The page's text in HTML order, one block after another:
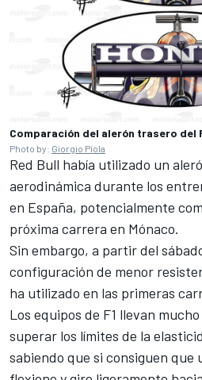
Comparación del alerón trasero del
Photo by: Giorgio Piola
Red Bull había utilizado un
aerodinámica durante los
en España, potencialmente
próxima carrera en Mónaco.
Sin embargo, a partir del
configuración de menor
ha utilizado en las primeras
Los equipos de F1 llevan
superar los límites de la
sabiendo que si consiguen que